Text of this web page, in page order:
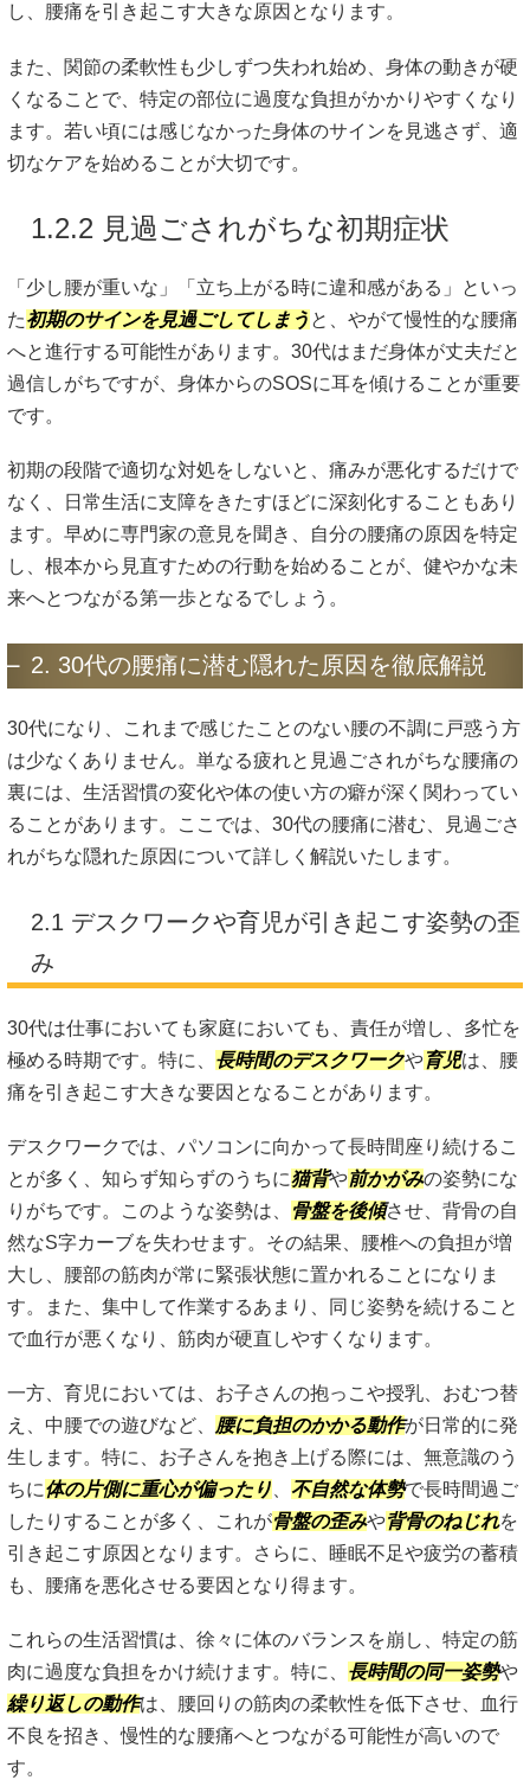
し、腰痛を引き起こす大きな原因となります。
また、関節の柔軟性も少しずつ失われ始め、身体の動きが硬
くなることで、特定の部位に過度な負担がかかりやすくなり
ます。若い頃には感じなかった身体のサインを見逃さず、適
切なケアを始めることが大切です。
1.2.2 見過ごされがちな初期症状
「少し腰が重いな」「立ち上がる時に違和感がある」といっ
た初期のサインを見過ごしてしまう と、やがて慢性的な腰痛
へと進行する可能性があります。30代はまだ身体が丈夫だと
過信しがちですが、身体からのSOSに耳を傾けることが重要
です。
初期の段階で適切な対処をしないと、痛みが悪化するだけで
なく、日常生活に支障をきたすほどに深刻化することもあり
ます。早めに専門家の意見を聞き、自分の腰痛の原因を特定
し、根本から見直すための行動を始めることが、健やかな未
来へとつながる第一歩となるでしょう。
2. 30代の腰痛に潜む隠れた原因を徹底解説
30代になり、これまで感じたことのない腰の不調に戸惑う方
は少なくありません。単なる疲れと見過ごされがちな腰痛の
裏には、生活習慣の変化や体の使い方の癖が深く関わってい
ることがあります。ここでは、30代の腰痛に潜む、見過ごさ
れがちな隠れた原因について詳しく解説いたします。
2.1 デスクワークや育児が引き起こす姿勢の歪
み
30代は仕事においても家庭においても、責任が増し、多忙を
極める時期です。特に、 長時間のデスクワークや育児は、腰
痛を引き起こす大きな要因となることがあります。
デスクワークでは、パソコンに向かって長時間座り続けるこ
とが多く、知らず知らずのうちに猫背や前かがみの姿勢にな
りがちです。このような姿勢は、
骨盤を後傾させ、背骨の自
然なS字カーブを失わせます。その結果、腰椎への負担が増
大し、腰部の筋肉が常に緊張状態に置かれることになりま
す。また、集中して作業するあまり、同じ姿勢を続けること
で血行が悪くなり、筋肉が硬直しやすくなります。
一方、育児においては、お子さんの抱っこや授乳、おむつ替
え、中腰での遊びなど、 腰に負担のかかる動作が日常的に発
生します。特に、お子さんを抱き上げる際には、無意識のう
ちに体の片側に重心が偏ったり 不自然な体勢で長時間過ご
したりすることが多く、これが骨盤の歪みや背骨のねじれを
引き起こす原因となります。さらに、睡眠不足や疲労の蓄積
も、腰痛を悪化させる要因となり得ます。
これらの生活習慣は、徐々に体のバランスを崩し、特定の筋
肉に過度な負担をかけ続けます。特に、 長時間の同一姿勢や
繰り返しの動作は、腰回りの筋肉の柔軟性を低下させ、血行
不良を招き、慢性的な腰痛へとつながる可能性が高いので
す。